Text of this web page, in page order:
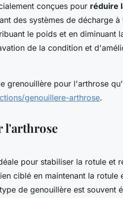
conçues pour réduire
des systèmes de décharge
le poids et en diminuant
de la condition et
grenouillère pour l'arthrose
genouillere-arthrose.
l'arthrose
pour stabiliser la rotule et
ciblé en maintenant la rotule
de genouillère est souvent